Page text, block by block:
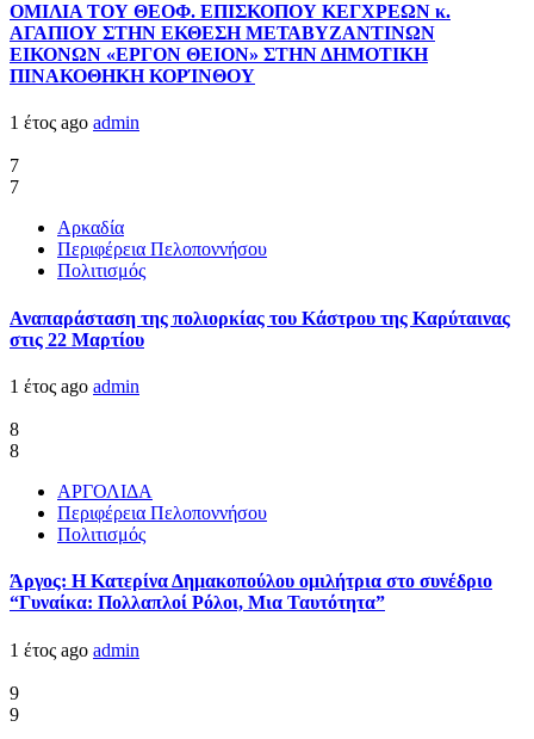
ΟΜΙΛΙΑ ΤΟΥ ΘΕΟΦ. ΕΠΙΣΚΟΠΟΥ ΚΕΓΧΡΕΩΝ κ.
ΑΓΑΠΙΟΥ ΣΤΗΝ ΕΚΘΕΣΗ ΜΕΤΑΒΥΖΑΝΤΙΝΩΝ
ΕΙΚΟΝΩΝ «ΕΡΓΟΝ ΘΕΙΟΝ» ΣΤΗΝ ΔΗΜΟΤΙΚΗ
ΠΙΝΑΚΟΘΗΚΗ ΚΟΡΊΝΘΟΥ
1 έτος ago admin
7
7
Αρκαδία
Περιφέρεια Πελοποννήσου
Πολιτισμός
Αναπαράσταση της πολιορκίας του Κάστρου της Καρύταινας
στις 22 Μαρτίου
1 έτος ago admin
8
8
ΑΡΓΟΛΙΔΑ
Περιφέρεια Πελοποννήσου
Πολιτισμός
Άργος: Η Κατερίνα Δημακοπούλου ομιλήτρια στο συνέδριο
“Γυναίκα: Πολλαπλοί Ρόλοι, Μια Ταυτότητα”
1 έτος ago admin
9
9